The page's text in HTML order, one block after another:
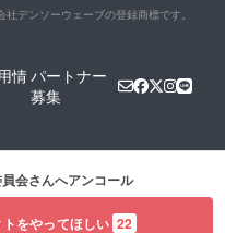
社デンソーウェーブの登録商標です。
情パートナー
募集
会さんへアンコール
をやってほしい 22